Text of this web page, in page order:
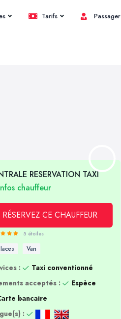
Tarifs Passager
RESERVATION TAXI
chauffeur
RÉSERVEZ CE CHAUFFEUR
5 étoiles
Van
:
Taxi conventionné
acceptés :
Espèce
bancaire
: